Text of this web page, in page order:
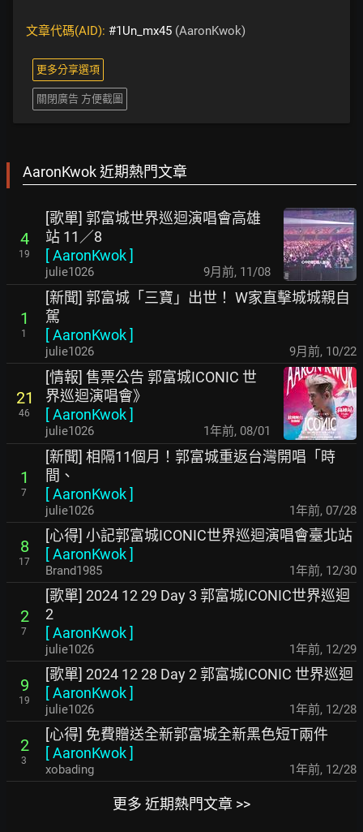
文章代碼(AID): #1Un_mx45 (AaronKwok)
更多分享選項
關閉廣告 方便截圖
AaronKwok 近期熱門文章
4
19
[歌單] 郭富城世界巡迴演唱會高雄
站 11／8
[AaronKwok]
julie1026 9月前, 11/08
1
1
[新聞] 郭富城「三寶」出世！ W家直擊城城親自
駕
[AaronKwok]
julie1026 9月前, 10/22
21
46
[情報] 售票公告 郭富城ICONIC 世
界巡迴演唱會》
[AaronKwok]
julie1026 1年前, 08/01
1
7
[新聞] 相隔11個月！郭富城重返台灣開唱「時
間、
[AaronKwok]
julie1026 1年前, 07/28
8
17
[心得] 小記郭富城ICONIC世界巡迴演唱會臺北站
[AaronKwok]
Brand1985 1年前, 12/30
2
7
[歌單] 2024 12 29 Day 3 郭富城ICONIC世界巡迴
2
[AaronKwok]
julie1026 1年前, 12/29
9
19
[歌單] 2024 12 28 Day 2 郭富城ICONIC 世界巡迴
[AaronKwok]
julie1026 1年前, 12/28
2
3
[心得] 免費贈送全新郭富城全新黑色短T兩件
[AaronKwok]
xobading 1年前, 12/28
更多 近期熱門文章 >>